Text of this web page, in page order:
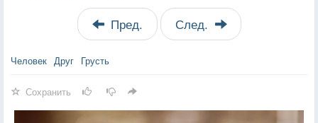
Пред. След.
Человек Друг Грусть
Сохранить